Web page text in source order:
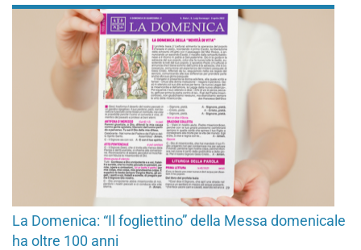
La Domenica: “Il fogliettino” della Messa domenicale
ha oltre 100 anni